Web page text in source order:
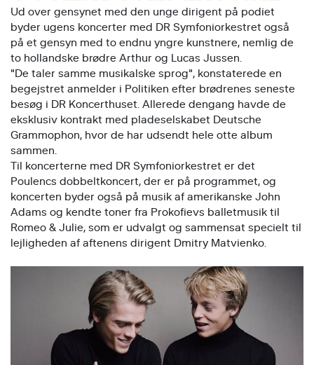
Ud over gensynet med den unge dirigent på podiet
byder ugens koncerter med DR Symfoniorkestret også
på et gensyn med to endnu yngre kunstnere, nemlig de
to hollandske brødre Arthur og Lucas Jussen.
"De taler samme musikalske sprog", konstaterede en
begejstret anmelder i Politiken efter brødrenes seneste
besøg i DR Koncerthuset. Allerede dengang havde de
eksklusiv kontrakt med pladeselskabet Deutsche
Grammophon, hvor de har udsendt hele otte album
sammen.
Til koncerterne med DR Symfoniorkestret er det
Poulencs dobbeltkoncert, der er på programmet, og
koncerten byder også på musik af amerikanske John
Adams og kendte toner fra Prokofievs balletmusik til
Romeo & Julie, som er udvalgt og sammensat specielt til
lejligheden af aftenens dirigent Dmitry Matvienko.